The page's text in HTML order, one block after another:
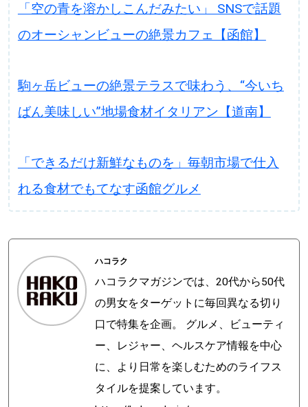
「空の青を溶かしこんだみたい」 SNSで話題
のオーシャンビューの絶景カフェ【函館】
駒ヶ岳ビューの絶景テラスで味わう、“今いち
ばん美味しい”地場食材イタリアン【道南】
「できるだけ新鮮なものを」毎朝市場で仕入
れる食材でもてなす函館グルメ
ハコラク
ハコラクマガジンでは、20代から50代
の男女をターゲットに毎回異なる切り
口で特集を企画。 グルメ、ビューティ
ー、レジャー、ヘルスケア情報を中心
に、より日常を楽しむためのライフス
タイルを提案しています。